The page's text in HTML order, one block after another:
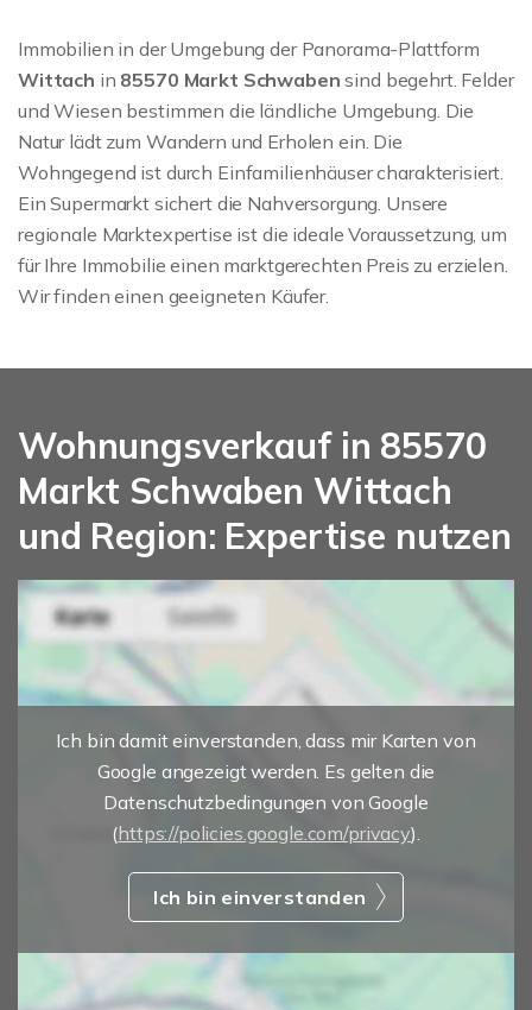
Immobilien in der Umgebung der Panorama-Plattform
Wittach in 85570 Markt Schwaben sind begehrt. Felder
und Wiesen bestimmen die ländliche Umgebung. Die
Natur lädt zum Wandern und Erholen ein. Die
Wohngegend ist durch Einfamilienhäuser charakterisiert.
Ein Supermarkt sichert die Nahversorgung. Unsere
regionale Marktexpertise ist die ideale Voraussetzung, um
für Ihre Immobilie einen marktgerechten Preis zu erzielen.
Wir finden einen geeigneten Käufer.
Wohnungsverkauf in 85570
Markt Schwaben Wittach
und Region: Expertise nutzen
Ich bin damit einverstanden, dass mir Karten von
Google angezeigt werden. Es gelten die
Datenschutzbedingungen von Google
(https://policies.google.com/privacy).
Ich bin einverstanden